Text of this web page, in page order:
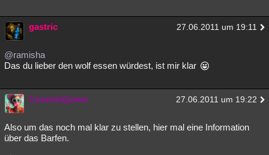
gastric 27.06.2011 um 19:11
@ramisha
Das du lieber den wolf essen würdest, ist mir klar
CosmicQueen 27.06.2011 um 19:22
Also um das noch mal klar zu stellen, hier mal eine Information
über das Barfen.